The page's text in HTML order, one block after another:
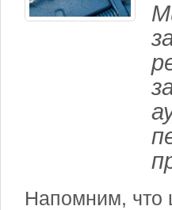
Напомним, что